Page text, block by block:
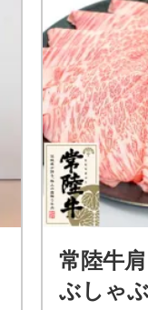
常陸牛
ぶしゃ